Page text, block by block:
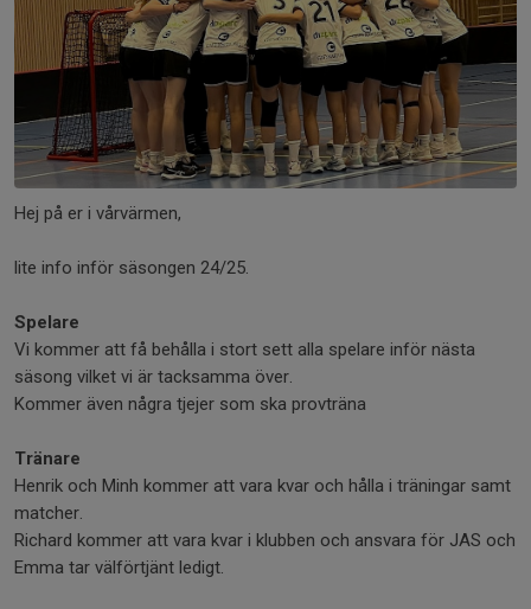
Hej på er i vårvärmen,
lite info inför säsongen 24/25.
Spelare
Vi kommer att få behålla i stort sett alla spelare inför nästa
säsong vilket vi är tacksamma över.
Kommer även några tjejer som ska provträna
Tränare
Henrik och Minh kommer att vara kvar och hålla i träningar samt
matcher.
Richard kommer att vara kvar i klubben och ansvara för JAS och
Emma tar välförtjänt ledigt.